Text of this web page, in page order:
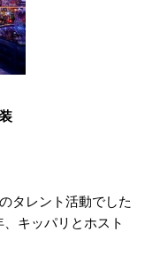
タレント活動でした
キッパリとホスト